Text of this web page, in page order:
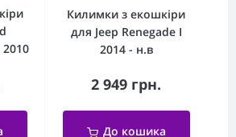
Килимки з екошкіри
для Jeep Renegade I
2014 - н.в
2 949 грн.
До кошика